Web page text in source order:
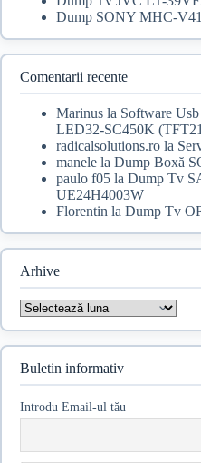
Dump SONY MHC-
Comentarii recente
Marinusla Software
LED32-SC450K
radicalsolutions.rola
manelela Dump Boxă
paulo f05la Dump Tv
UE24H4003W
Florentin la Dump Tv
Arhive
Arhive
Buletin informativ
Introdu Email-ul tău